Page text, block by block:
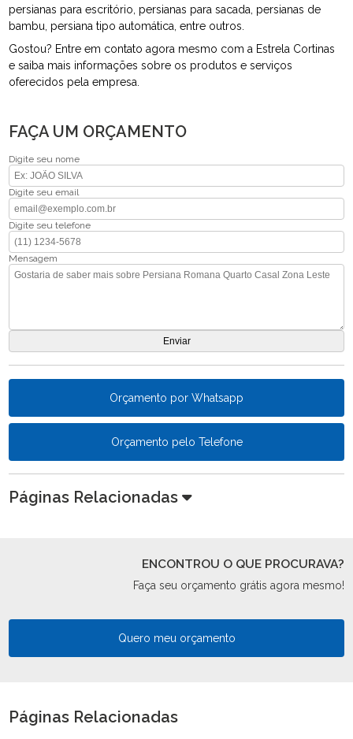
persianas para escritório, persianas para sacada, persianas de
bambu, persiana tipo automática, entre outros.
Gostou? Entre em contato agora mesmo com a Estrela Cortinas
e saiba mais informações sobre os produtos e serviços
oferecidos pela empresa.
FAÇA UM ORÇAMENTO
Digite seu nome
Digite seu email
Digite seu telefone
Mensagem
Orçamento por Whatsapp
Orçamento pelo Telefone
Páginas Relacionadas
ENCONTROU O QUE PROCURAVA?
Faça seu orçamento grátis agora mesmo!
Quero meu orçamento
Páginas Relacionadas